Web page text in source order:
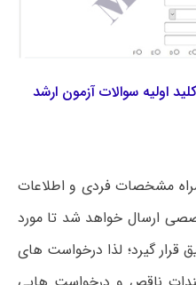
اولیه سوالات آزمون ارشد
مشخصات فردی و اطلاعات
ارسال خواهد شد تا مورد
قرار گیرد؛ لذا درخواست های